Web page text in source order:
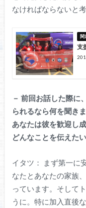
なければならないと
支
－ 前回お話した際に
られるなら何を聞き
あなたは彼を歓迎し
どんなことを伝えた
イタツ： まず第一に
なたとあなたの家族
っています。そして
うに。特に加入直後